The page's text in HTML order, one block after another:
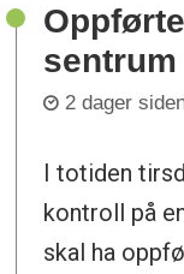
sentrum
2 dager
I totiden
kontroll på
skal ha